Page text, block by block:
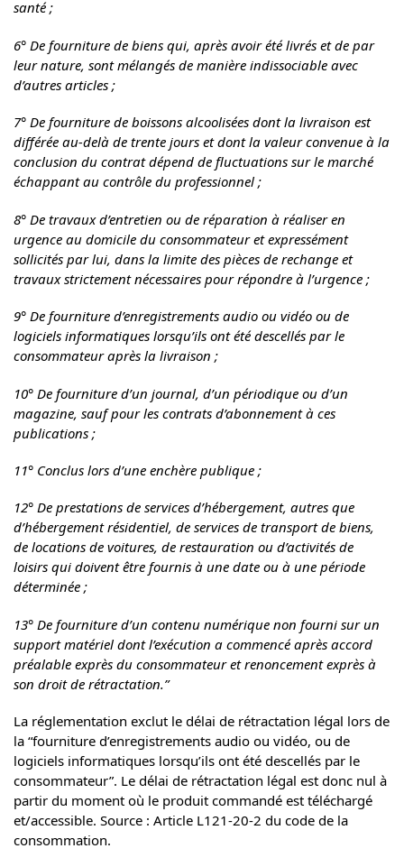
santé ;
6° De fourniture de biens qui, après avoir été livrés et de par
leur nature, sont mélangés de manière indissociable avec
d’autres articles ;
7° De fourniture de boissons alcoolisées dont la livraison est
différée au-delà de trente jours et dont la valeur convenue à la
conclusion du contrat dépend de fluctuations sur le marché
échappant au contrôle du professionnel ;
8° De travaux d’entretien ou de réparation à réaliser en
urgence au domicile du consommateur et expressément
sollicités par lui, dans la limite des pièces de rechange et
travaux strictement nécessaires pour répondre à l’urgence ;
9° De fourniture d’enregistrements audio ou vidéo ou de
logiciels informatiques lorsqu’ils ont été descellés par le
consommateur après la livraison ;
10° De fourniture d’un journal, d’un périodique ou d’un
magazine, sauf pour les contrats d’abonnement à ces
publications ;
11° Conclus lors d’une enchère publique ;
12° De prestations de services d’hébergement, autres que
d’hébergement résidentiel, de services de transport de biens,
de locations de voitures, de restauration ou d’activités de
loisirs qui doivent être fournis à une date ou à une période
déterminée ;
13° De fourniture d’un contenu numérique non fourni sur un
support matériel dont l’exécution a commencé après accord
préalable exprès du consommateur et renoncement exprès à
son droit de rétractation.”
La réglementation exclut le délai de rétractation légal lors de
la “fourniture d’enregistrements audio ou vidéo, ou de
logiciels informatiques lorsqu’ils ont été descellés par le
consommateur”. Le délai de rétractation légal est donc nul à
partir du moment où le produit commandé est téléchargé
et/accessible. Source : Article L121-20-2 du code de la
consommation.